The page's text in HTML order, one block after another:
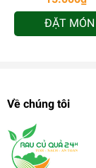
ĐẶT MÓN
Về chúng tôi